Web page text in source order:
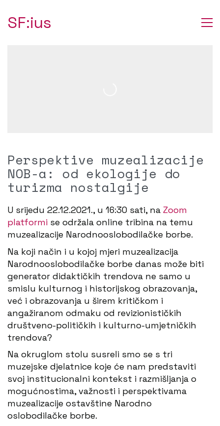
SF:ius
Perspektive muzealizacije
NOB-a: od ekologije do
turizma nostalgije
U srijedu 22.12.2021., u 16:30 sati, na Zoom
platformi se održala online tribina na temu
muzealizacije Narodnooslobodilačke borbe.
Na koji način i u kojoj mjeri muzealizacija
Narodnooslobodilačke borbe danas može biti
generator didaktičkih trendova ne samo u
smislu kulturnog i historijskog obrazovanja,
već i obrazovanja u širem kritičkom i
angažiranom odmaku od revizionističkih
društveno-političkih i kulturno-umjetničkih
trendova?
Na okruglom stolu susreli smo se s tri
muzejske djelatnice koje će nam predstaviti
svoj institucionalni kontekst i razmišljanja o
mogućnostima, važnosti i perspektivama
muzealizacije ostavštine Narodno
oslobodilačke borbe.